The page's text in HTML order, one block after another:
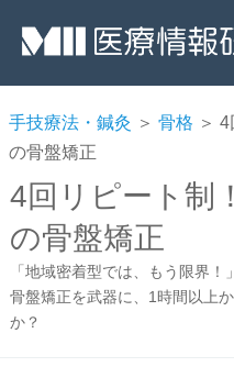
手技療法・鍼灸 ＞ 骨格 ＞
の骨盤矯正
4回リピート制
の骨盤矯正
「地域密着型では、もう限界
骨盤矯正を武器に、1時間以上
か？